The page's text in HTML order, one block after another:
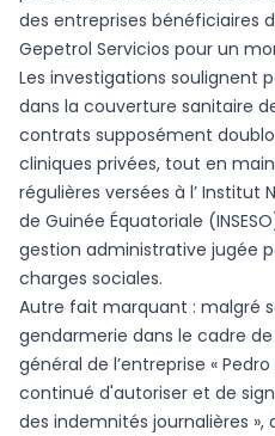
des entreprises bénéficiaires
Gepetrol Servicios pour un
Les investigations soulignent
dans la couverture sanitaire
contrats supposément
cliniques privées, tout en
régulières versées à l’ Institut
de Guinée Équatoriale
gestion administrative jugée
charges sociales.
Autre fait marquant : malgré
gendarmerie dans le cadre
général de l’entreprise «
continué d'autoriser et de
des indemnités journalières »,